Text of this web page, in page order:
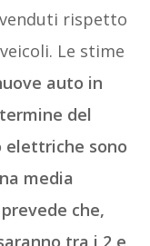
venduti rispetto
Le stime
auto in
del
elettriche sono
media
che,